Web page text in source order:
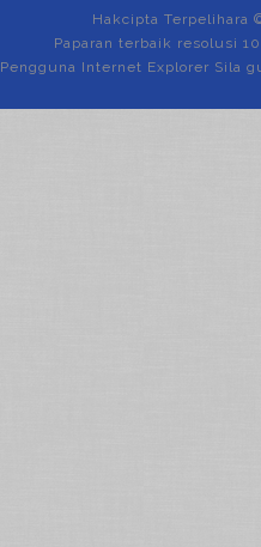
Hakcipta Terpelihara
Paparan terbaik resolusi
Pengguna Internet Explorer Sila